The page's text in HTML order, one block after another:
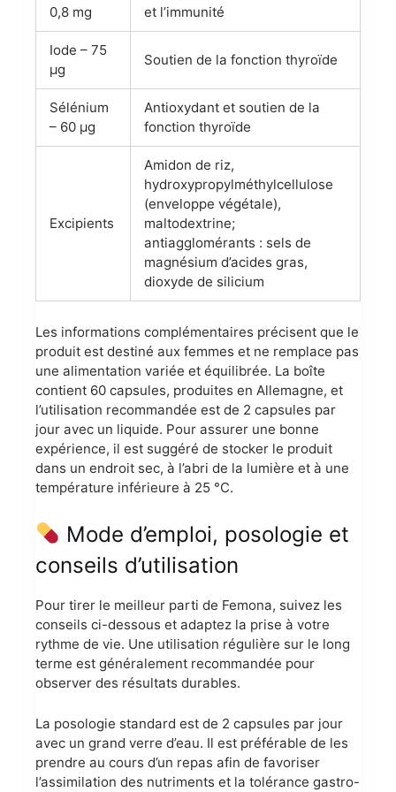
0,8 mg
et l’immunité
Iode – 75
µg
Soutien de la fonction thyroïde
Sélénium
– 60 µg
Antioxydant et soutien de la
fonction thyroïde
Excipients
Amidon de riz,
hydroxypropylméthylcellulose
(enveloppe végétale),
maltodextrine;
antiagglomérants : sels de
magnésium d’acides gras,
dioxyde de silicium
Les informations complémentaires précisent que le
produit est destiné aux femmes et ne remplace pas
une alimentation variée et équilibrée. La boîte
contient 60 capsules, produites en Allemagne, et
l’utilisation recommandée est de 2 capsules par
jour avec un liquide. Pour assurer une bonne
expérience, il est suggéré de stocker le produit
dans un endroit sec, à l’abri de la lumière et à une
température inférieure à 25 °C.
Mode d’emploi, posologie et
conseils d’utilisation
Pour tirer le meilleur parti de Femona, suivez les
conseils ci-dessous et adaptez la prise à votre
rythme de vie. Une utilisation régulière sur le long
terme est généralement recommandée pour
observer des résultats durables.
La posologie standard est de 2 capsules par jour
avec un grand verre d’eau. Il est préférable de les
prendre au cours d’un repas afin de favoriser
l’assimilation des nutriments et la tolérance gastro-